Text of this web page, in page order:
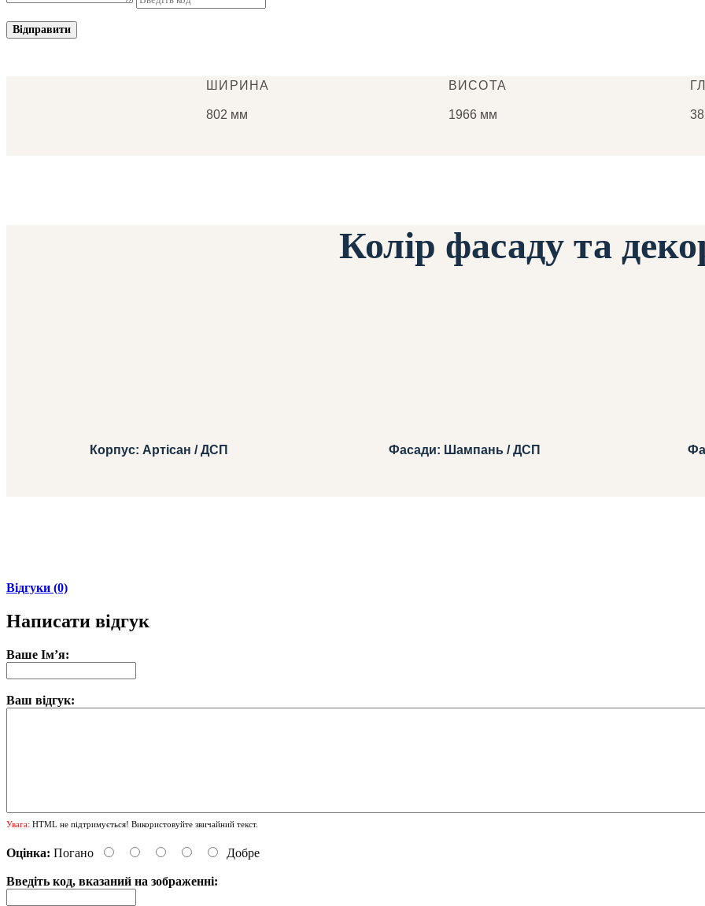
Відправити
ШИРИНА
802 мм
ВИСОТА
1966 мм
Колір фасаду та
Корпус: Артісан / ДСП Фасади: Шампань / ДСП
Відгуки (0)
Написати відгук
Ваше Ім’я:
Ваш відгук:
Увага: HTML не підтримується! Використовуйте звичайний текст.
Оцінка: Погано Добре
Введіть код, вказаний на зображенні: